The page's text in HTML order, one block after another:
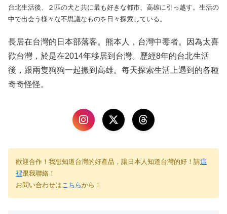
台北生活後、２匹の犬と共に最も好きな都市、高雄に引っ越す。生活の
中で出会う様々な不思議なものを日々探索している。
長居在台灣的日本部落客。熊本人，台灣中毒者。因為太喜
歡台灣，於是在2014年移居到台灣。歷經8年的台北生活
後，跟兩隻狗狗一起搬到高雄。每天探索生活上遇到的各種
奇奇怪怪。
歡迎合作！我想知道台灣的好產品，讓日本人知道台灣的好！請這
裡跟我聯絡！
お問い合わせは こちらから！